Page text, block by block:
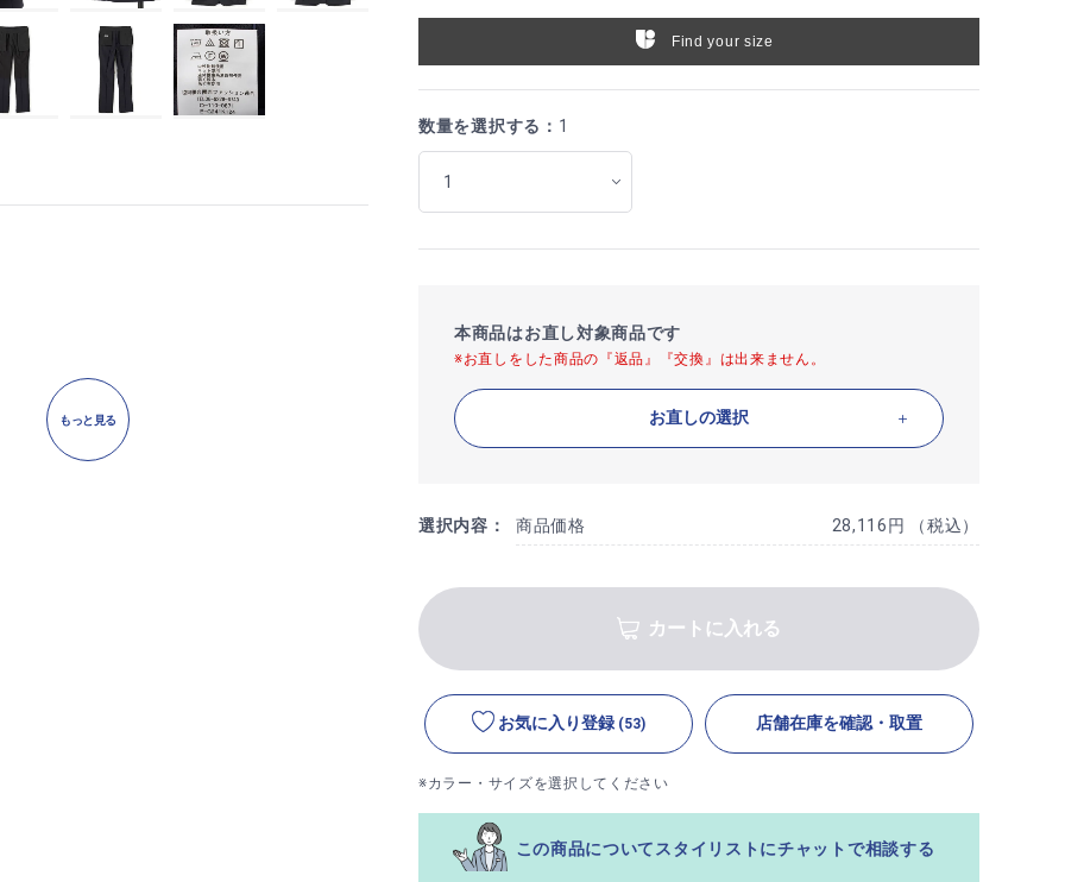
もっと見る
Find your size
数量を選択する： 1
本商品はお直し対象商品です
※お直しをした商品の『返品』『交換』は出来ません。
お直しの選択
選択内容： 商品価格 28,116円 （税込）
カートに入れる
お気に入り登録 (53) 店舗在庫を確認・取置
※カラー・サイズを選択してください
この商品についてスタイリストにチャットで相談する